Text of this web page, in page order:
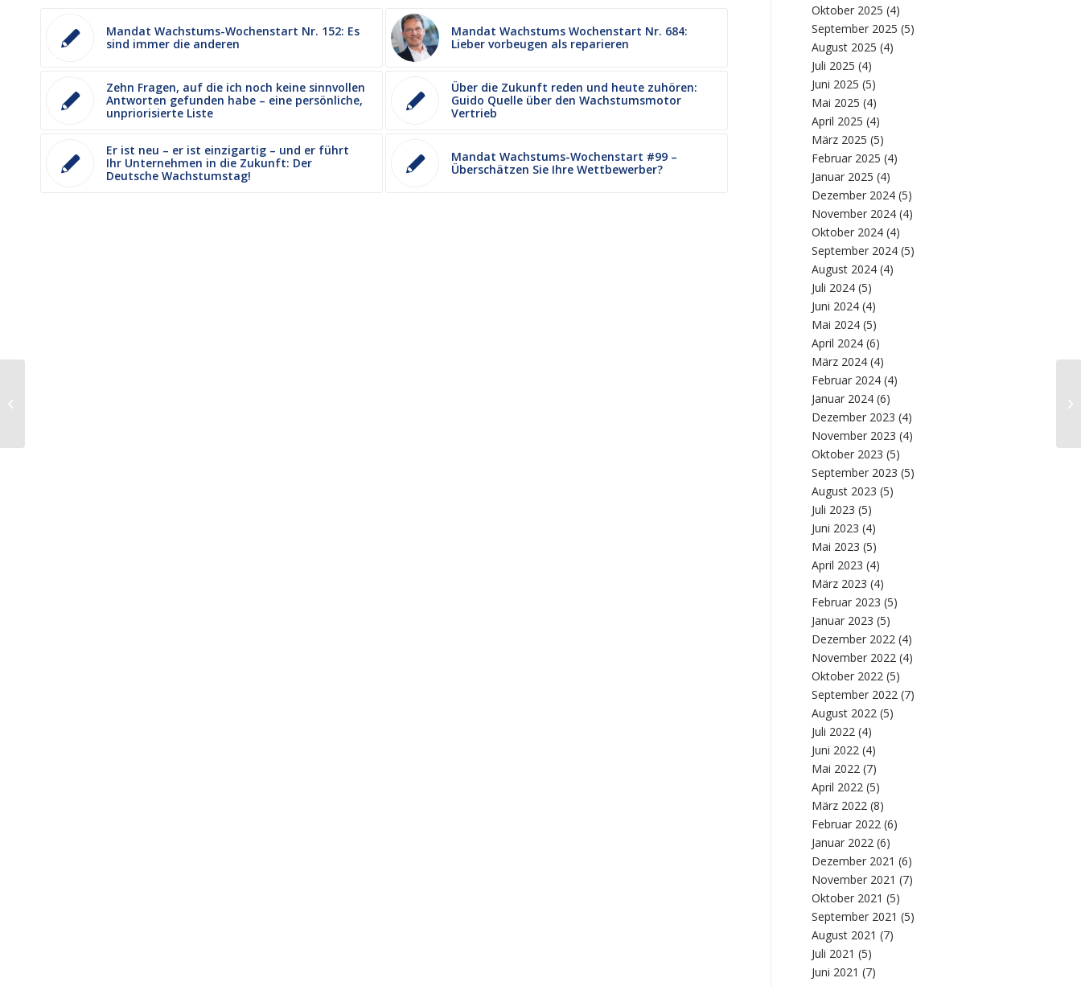
Mandat Wachstums-Wochenstart Nr. 152: Es
sind immer die anderen
Mandat Wachstums Wochenstart Nr. 684:
Lieber vorbeugen als reparieren
Zehn Fragen, auf die ich noch keine sinnvollen
Antworten gefunden habe – eine persönliche,
unpriorisierte Liste
Über die Zukunft reden und heute zuhören:
Guido Quelle über den Wachstumsmotor
Vertrieb
Er ist neu – er ist einzigartig – und er führt
Ihr Unternehmen in die Zukunft: Der
Deutsche Wachstumstag!
Mandat Wachstums-Wochenstart #99 –
Überschätzen Sie Ihre Wettbewerber?
Oktober 2025 (4)
September 2025 (5)
August 2025 (4)
Juli 2025 (4)
Juni 2025 (5)
Mai 2025 (4)
April 2025 (4)
März 2025 (5)
Februar 2025 (4)
Januar 2025 (4)
Dezember 2024 (5)
November 2024 (4)
Oktober 2024 (4)
September 2024 (5)
August 2024 (4)
Juli 2024 (5)
Juni 2024 (4)
Mai 2024 (5)
April 2024 (6)
März 2024 (4)
Februar 2024 (4)
Januar 2024 (6)
Dezember 2023 (4)
November 2023 (4)
Oktober 2023 (5)
September 2023 (5)
August 2023 (5)
Juli 2023 (5)
Juni 2023 (4)
Mai 2023 (5)
April 2023 (4)
März 2023 (4)
Februar 2023 (5)
Januar 2023 (5)
Dezember 2022 (4)
November 2022 (4)
Oktober 2022 (5)
September 2022 (7)
August 2022 (5)
Juli 2022 (4)
Juni 2022 (4)
Mai 2022 (7)
April 2022 (5)
März 2022 (8)
Februar 2022 (6)
Januar 2022 (6)
Dezember 2021 (6)
November 2021 (7)
Oktober 2021 (5)
September 2021 (5)
August 2021 (7)
Juli 2021 (5)
Juni 2021 (7)